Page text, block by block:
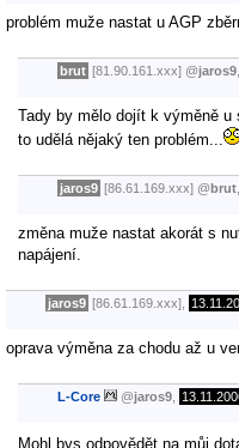
problém muže nastat u AGP
brut [81.90.161.xxx] @jaros9
Tady by mělo dojít k výměně
to udělá nějaký ten problém...
jaros9 [86.61.169.xxx] @brut
změna muže nastat akorát s
napájení.
jaros9 [86.61.169.xxx],
oprava výměna za chodu až u
L-Core @jaros9
Mohl bys odpovědět na můj